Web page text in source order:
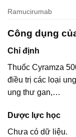
Ramucirumab
Công dụng
Chỉ định
Thuốc Cyramza
điều trị các loại
ung thư gan,…
Dược lực học
Chưa có dữ liệu.